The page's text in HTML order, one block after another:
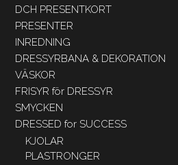
DCH PRESENTKORT
PRESENTER
INREDNING
DRESSYRBANA & DEKORATION
VÄSKOR
FRISYR för DRESSYR
SMYCKEN
DRESSED for SUCCESS
KJOLAR
PLASTRONGER